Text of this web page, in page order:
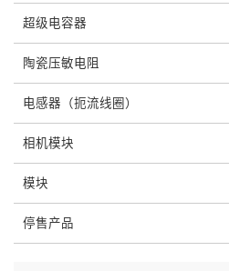
超级电容器
陶瓷压敏电阻
电感器（扼流线圈）
相机模块
模块
停售产品